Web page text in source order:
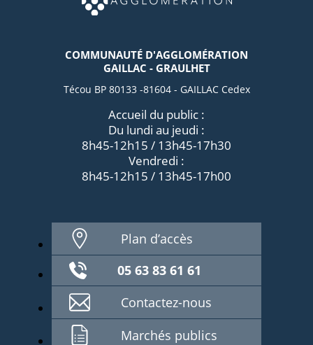
COMMUNAUTÉ D'AGGLOMÉRATION
GAILLAC - GRAULHET
Técou BP 80133 -81604 - GAILLAC Cedex
Accueil du public :
Du lundi au jeudi :
8h45-12h15 / 13h45-17h30
Vendredi :
8h45-12h15 / 13h45-17h00
Plan d’accès
05 63 83 61 61
Contactez-nous
Marchés publics